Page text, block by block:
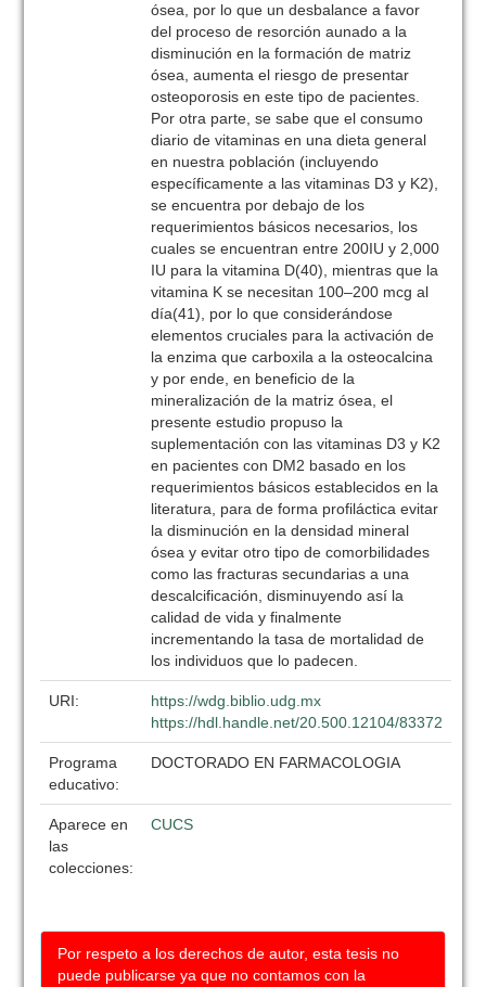
ósea, por lo que un desbalance a favor
del proceso de resorción aunado a la
disminución en la formación de matriz
ósea, aumenta el riesgo de presentar
osteoporosis en este tipo de pacientes.
Por otra parte, se sabe que el consumo
diario de vitaminas en una dieta general
en nuestra población (incluyendo
específicamente a las vitaminas D3 y K2),
se encuentra por debajo de los
requerimientos básicos necesarios, los
cuales se encuentran entre 200IU y 2,000
IU para la vitamina D(40), mientras que la
vitamina K se necesitan 100–200 mcg al
día(41), por lo que considerándose
elementos cruciales para la activación de
la enzima que carboxila a la osteocalcina
y por ende, en beneficio de la
mineralización de la matriz ósea, el
presente estudio propuso la
suplementación con las vitaminas D3 y K2
en pacientes con DM2 basado en los
requerimientos básicos establecidos en la
literatura, para de forma profiláctica evitar
la disminución en la densidad mineral
ósea y evitar otro tipo de comorbilidades
como las fracturas secundarias a una
descalcificación, disminuyendo así la
calidad de vida y finalmente
incrementando la tasa de mortalidad de
los individuos que lo padecen.
URI:
https://wdg.biblio.udg.mx
https://hdl.handle.net/20.500.12104/83372
Programa
educativo:
DOCTORADO EN FARMACOLOGIA
Aparece en
las
colecciones:
CUCS
Por respeto a los derechos de autor, esta tesis no
puede publicarse ya que no contamos con la